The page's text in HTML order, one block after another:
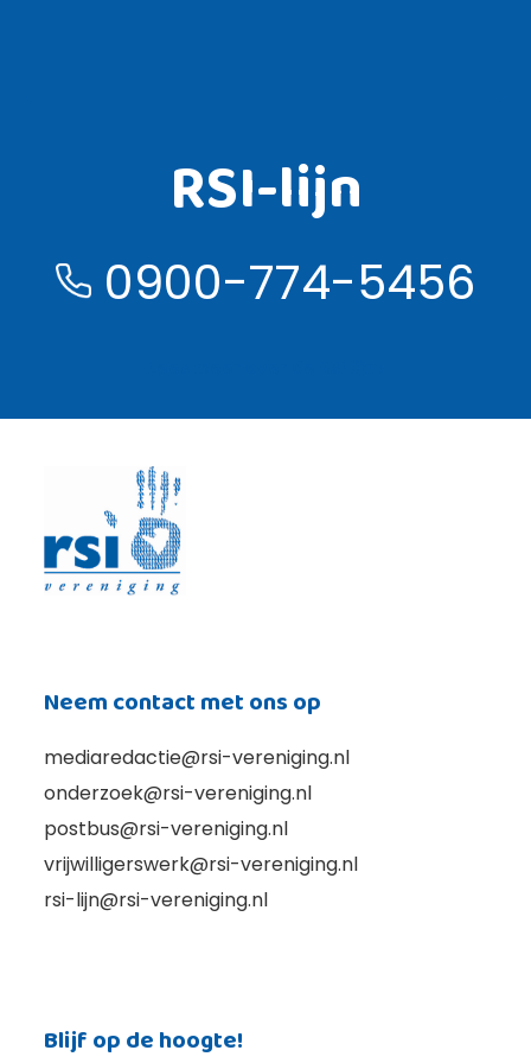
RSI-lijn
0900-774-5456
Neem contact met ons op
mediaredactie@rsi-vereniging.nl
onderzoek@rsi-vereniging.nl
postbus@rsi-vereniging.nl
vrijwilligerswerk@rsi-vereniging.nl
rsi-lijn@rsi-vereniging.nl
Blijf op de hoogte!